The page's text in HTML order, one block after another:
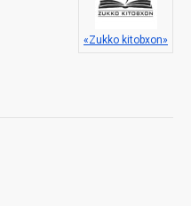
«Zukko kitobxon»